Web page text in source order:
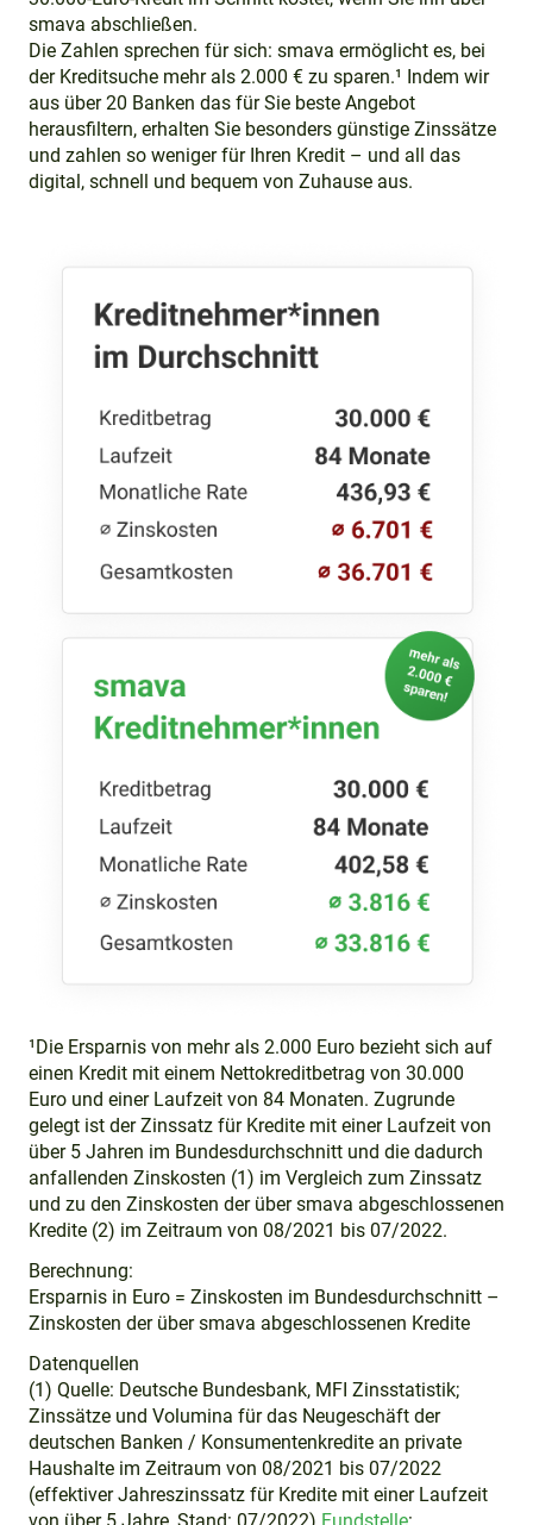
smava abschließen.
Die Zahlen sprechen für sich: smava ermöglicht es, bei
der Kreditsuche mehr als 2.000 € zu sparen.¹ Indem wir
aus über 20 Banken das für Sie beste Angebot
herausfiltern, erhalten Sie besonders günstige Zinssätze
und zahlen so weniger für Ihren Kredit – und all das
digital, schnell und bequem von Zuhause aus.
¹Die Ersparnis von mehr als 2.000 Euro bezieht sich auf
einen Kredit mit einem Nettokreditbetrag von 30.000
Euro und einer Laufzeit von 84 Monaten. Zugrunde
gelegt ist der Zinssatz für Kredite mit einer Laufzeit von
über 5 Jahren im Bundesdurchschnitt und die dadurch
anfallenden Zinskosten (1) im Vergleich zum Zinssatz
und zu den Zinskosten der über smava abgeschlossenen
Kredite (2) im Zeitraum von 08/2021 bis 07/2022.
Berechnung:
Ersparnis in Euro = Zinskosten im Bundesdurchschnitt –
Zinskosten der über smava abgeschlossenen Kredite
Datenquellen
(1) Quelle: Deutsche Bundesbank, MFI Zinsstatistik;
Zinssätze und Volumina für das Neugeschäft der
deutschen Banken / Konsumentenkredite an private
Haushalte im Zeitraum von 08/2021 bis 07/2022
(effektiver Jahreszinssatz für Kredite mit einer Laufzeit
von über 5 Jahre, Stand: 07/2022) Fundstelle: